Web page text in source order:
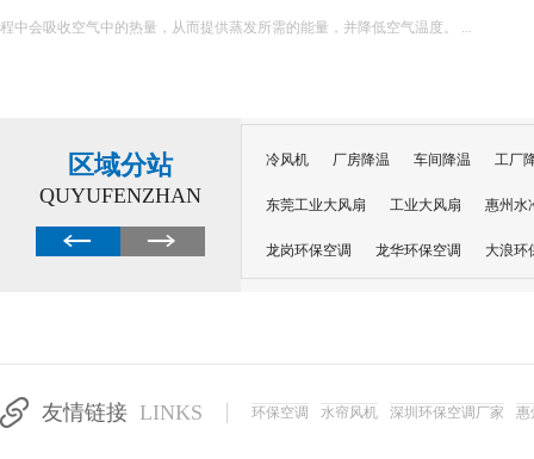
程中会吸收空气中的热量，从而提供蒸发所需的能量，并降低空气温度。 ...
区域分站
QUYUFENZHAN
冷风机 厂房降温 车间降温 工厂
东莞工业大风扇 工业大风扇 惠州水
龙岗环保空调 龙华环保空调 大浪环
友情链接 LINKS 环保空调 水帘风机 深圳环保空调厂家 惠